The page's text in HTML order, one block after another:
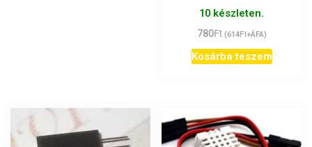
10 készleten.
780Ft (614Ft+ÁFA)
Kosárba teszem